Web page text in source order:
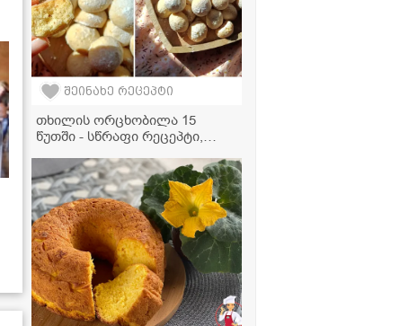
შეინახე რეცეპტი
თხილის ორცხობილა 15
წუთში - სწრაფი რეცეპტი,